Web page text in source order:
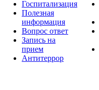
Госпитализация
Полезная
информация
Вопрос ответ
Запись на
прием
Антитеррор